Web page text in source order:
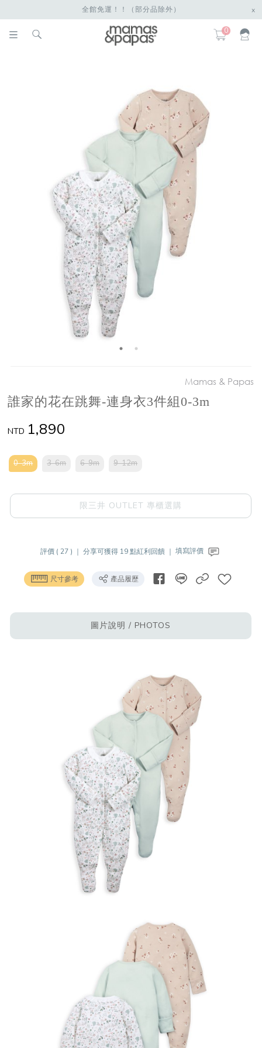
全館免運！！（部分品除外） x
0
Mamas & Papas
誰家的花在跳舞-連身衣3件組0-3m
NTD 1,890
0-3m 3-6m 6-9m 9-12m
限三井 OUTLET 專櫃選購
評價 ( 27 ) ｜ 分享可獲得 19 點紅利回饋 ｜ 填寫評價
尺寸參考 產品履歷
圖片說明 / PHOTOS